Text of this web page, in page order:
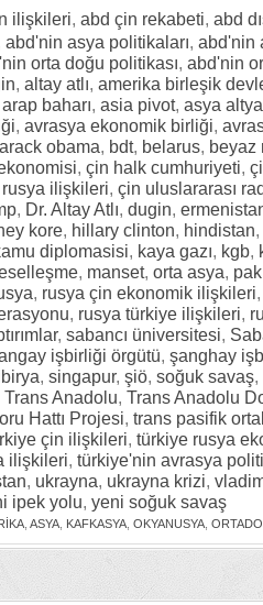
ilişkileri, abd çin rekabeti, abd
abd'nin asya politikaları, abd'nin
orta doğu politikası, abd'nin
, altay atlı, amerika birleşik
arap baharı, asia pivot, asya
, avrasya ekonomik birliği,
obama, bdt, belarus, beyaz
, çin halk cumhuriyeti,
ilişkileri, çin uluslararası
, Dr. Altay Atlı, dugin,
kore, hillary clinton, hindistan,
diplomasisi, kaya gazı, kgb,
, manset, orta asya,
, rusya çin ekonomik ilişkileri
, rusya türkiye ilişkileri,
, sabancı üniversitesi,
işbirliği örgütü, şanghay
, singapur, şiö, soğuk savaş,
Trans Anadolu, Trans Anadolu
Hattı Projesi, trans pasifik
çin ilişkileri, türkiye rusya
ilişkileri, türkiye'nin avrasya
, ukrayna, ukrayna krizi,
ipek yolu, yeni soğuk savaş
ASYA KAFKASYA OKYANUSYA